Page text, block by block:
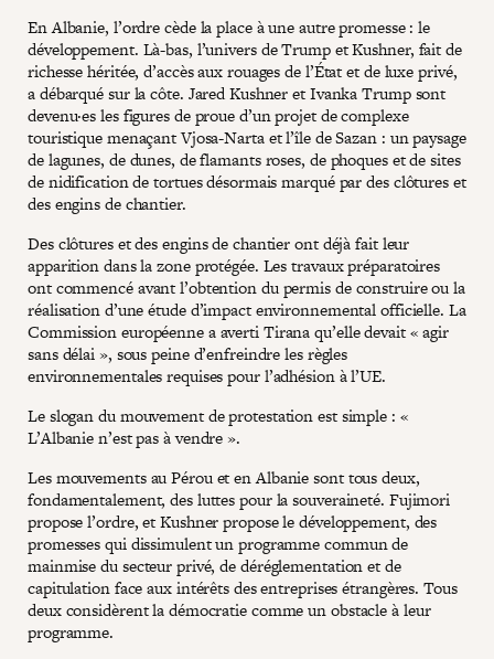
En Albanie, l’ordre cède la place à une autre promesse : le
développement. Là-bas, l’univers de Trump et Kushner, fait de
richesse héritée, d’accès aux rouages de l’État et de luxe privé,
a débarqué sur la côte. Jared Kushner et Ivanka Trump sont
devenu·es les figures de proue d’un projet de complexe
touristique menaçant Vjosa-Narta et l’île de Sazan : un paysage
de lagunes, de dunes, de flamants roses, de phoques et de sites
de nidification de tortues désormais marqué par des clôtures et
des engins de chantier.
Des clôtures et des engins de chantier ont déjà fait leur
apparition dans la zone protégée. Les travaux préparatoires
ont commencé avant l’obtention du permis de construire ou la
réalisation d’une étude d’impact environnemental officielle. La
Commission européenne a averti Tirana qu’elle devait « agir
sans délai », sous peine d’enfreindre les règles
environnementales requises pour l’adhésion à l’UE.
Le slogan du mouvement de protestation est simple : «
L’Albanie n’est pas à vendre ».
Les mouvements au Pérou et en Albanie sont tous deux,
fondamentalement, des luttes pour la souveraineté. Fujimori
propose l’ordre, et Kushner propose le développement, des
promesses qui dissimulent un programme commun de
mainmise du secteur privé, de déréglementation et de
capitulation face aux intérêts des entreprises étrangères. Tous
deux considèrent la démocratie comme un obstacle à leur
programme.